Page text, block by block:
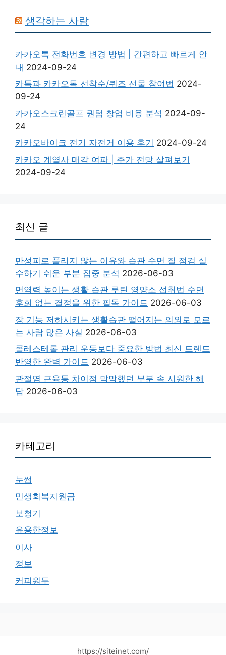
생각하는 사람
카카오톡 전화번호 변경 방법 | 간편하고 빠르게 안
내 2024-09-24
카톡과 카카오톡 선착순/퀴즈 선물 참여법 2024-
09-24
카카오스크린골프 퀀텀 창업 비용 분석 2024-09-
24
카카오바이크 전기 자전거 이용 후기 2024-09-24
카카오 계열사 매각 여파 | 주가 전망 살펴보기
2024-09-24
최신 글
만성피로 풀리지 않는 이유와 습관 수면 질 점검 실
수하기 쉬운 부분 집중 분석 2026-06-03
면역력 높이는 생활 습관 루틴 영양소 섭취법 수면
후회 없는 결정을 위한 필독 가이드 2026-06-03
장 기능 저하시키는 생활습관 떨어지는 의외로 모르
는 사람 많은 사실 2026-06-03
콜레스테롤 관리 운동보다 중요한 방법 최신 트렌드
반영한 완벽 가이드 2026-06-03
관절염 근육통 차이점 막막했던 부분 속 시원한 해
답 2026-06-03
카테고리
눈썹
민생회복지원금
보청기
유용한정보
이사
정보
커피원두
https://siteinet.com/